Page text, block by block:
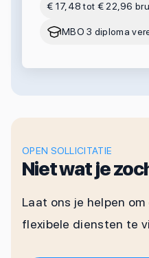
€ 17,48 tot € 22,96
MBO 3 diploma
OPEN SOLLICITATIE
Niet wat je
Laat ons je helpen
flexibele diensten te